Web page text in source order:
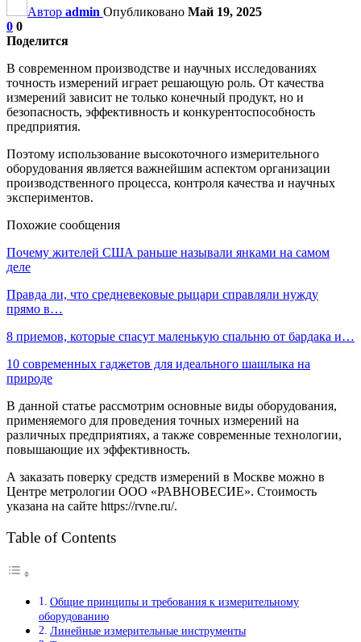
Автор admin Опубликовано Май 19, 2025
0 0
Поделится
В современном производстве и научных исследованиях
точность измерений играет решающую роль. От качества
измерений зависит не только конечный продукт, но и
безопасность, эффективность и конкурентоспособность
предприятия.
Поэтому использование высокоточного измерительного
оборудования является важнейшим аспектом организации
производственного процесса, контроля качества и научных
экспериментов.
Похожие сообщения
Почему жителей США раньше называли янками на самом
деле
Правда ли, что средневековые рыцари справляли нужду
прямо в…
8 приемов, которые спасут маленькую спальню от бардака и…
10 современных гаджетов для идеального шашлыка на
природе
В данной статье рассмотрим основные виды оборудования,
применяемого для проведения точных измерений на
различных предприятиях, а также современные технологии,
повышающие их эффективность.
А заказать поверку средств измерений в Москве можно в
Центре метрологии ООО «РАВНОВЕСИЕ». Стоимость
указана на сайте https://rvne.ru/.
Table of Contents
Общие принципы и требования к измерительному
оборудованию
Линейные измерительные инструменты